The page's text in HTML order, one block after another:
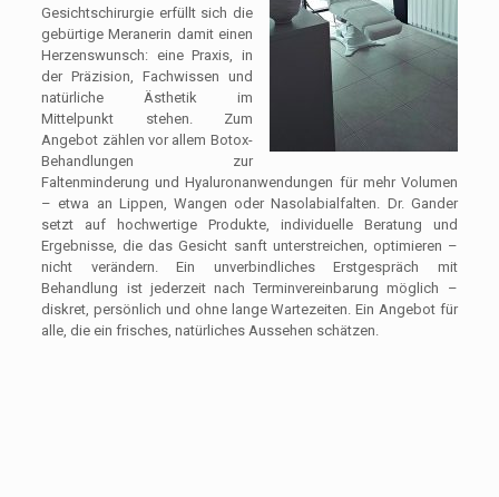
Gesichtschirurgie erfüllt sich die
gebürtige Meranerin damit einen
Herzenswunsch: eine Praxis, in
der Präzision, Fachwissen und
natürliche Ästhetik im
Mittelpunkt stehen. Zum
Angebot zählen vor allem Botox-
Behandlungen zur
Faltenminderung und Hyaluronanwendungen für mehr Volumen
– etwa an Lippen, Wangen oder Nasolabialfalten. Dr. Gander
setzt auf hochwertige Produkte, individuelle Beratung und
Ergebnisse, die das Gesicht sanft unterstreichen, optimieren –
nicht verändern. Ein unverbindliches Erstgespräch mit
Behandlung ist jederzeit nach Terminvereinbarung möglich –
diskret, persönlich und ohne lange Wartezeiten. Ein Angebot für
alle, die ein frisches, natürliches Aussehen schätzen.